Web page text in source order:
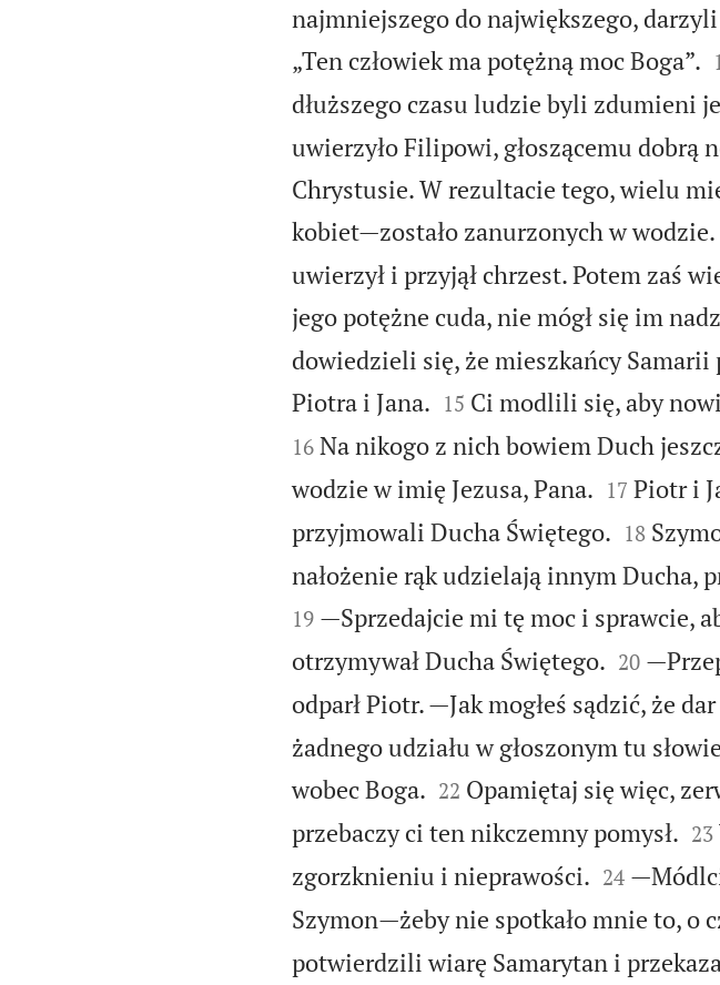
najmniejszego do największego,
„Ten człowiek ma potężną moc Boga”.
dłuższego czasu ludzie byli zdumieni
uwierzyło Filipowi, głoszącemu dobrą
Chrystusie. W rezultacie tego, wielu
kobiet—zostało zanurzonych w wodzie.
uwierzył i przyjął chrzest. Potem zaś
jego potężne cuda, nie mógł się im
dowiedzieli się, że mieszkańcy Samarii
Piotra i Jana.
15 Ci modlili się, aby
16 Na nikogo z nich bowiem Duch
wodzie w imię Jezusa, Pana.
17 Piotr i
przyjmowali Ducha Świętego.
18
nałożenie rąk udzielają innym Ducha,
19 —Sprzedajcie mi tę moc i sprawcie,
otrzymywał Ducha Świętego.
20
odparł Piotr. —Jak mogłeś sądzić, że
żadnego udziału w głoszonym tu
wobec Boga.
22 Opamiętaj się więc,
przebaczy ci ten nikczemny pomysł.
23
zgorzknieniu i nieprawości.
24
Szymon—żeby nie spotkało mnie to, o
potwierdzili wiarę Samarytan i